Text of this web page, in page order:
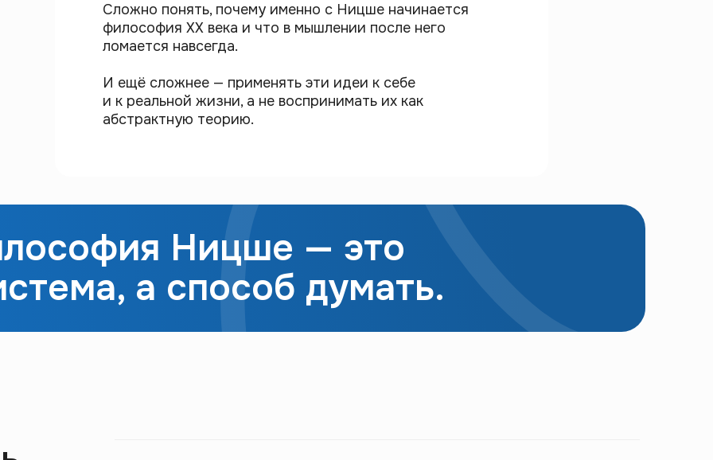
Сложно понять, почему именно с Ницше начинается
философия XX века и что в мышлении после него
ломается навсегда.
И ещё сложнее — применять эти идеи к себе
и к реальной жизни, а не воспринимать их как
абстрактную теорию.
Ницше — это
а способ думать.